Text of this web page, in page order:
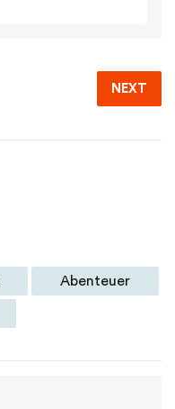
NEXT
Abenteuer